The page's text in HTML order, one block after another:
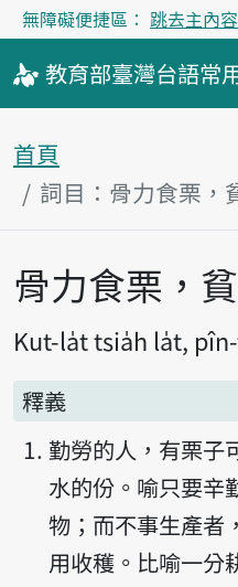
無障礙便捷區： 跳去主內容
教育部臺灣台語常
首頁
詞目：骨力食栗，
主內容區塊
骨力食栗，
Kut-la̍t tsia̍h la̍t,
釋義
勤勞的人，有栗子
水的份。喻只要辛
物；而不事生產者
用收穫。比喻一分